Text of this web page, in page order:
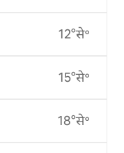
12°से॰
15°से॰
18°से॰